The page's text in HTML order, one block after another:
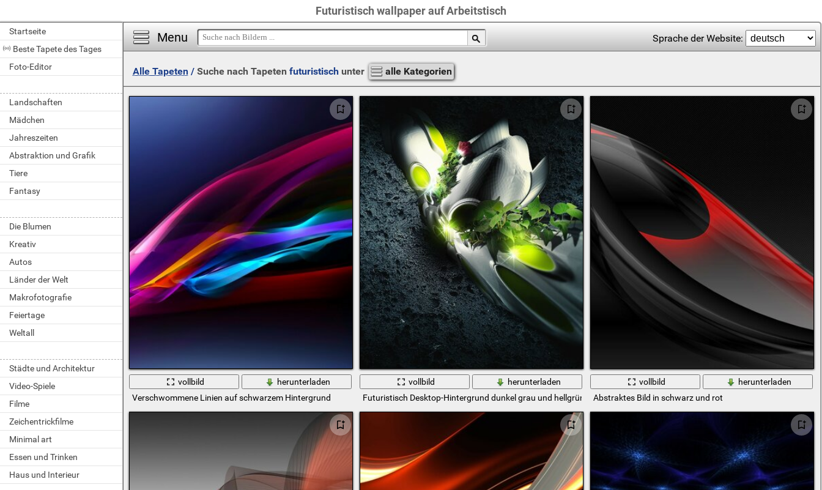
Futuristisch wallpaper auf Arbeitstisch
Startseite
Beste Tapete des Tages
Foto-Editor
Landschaften
Mädchen
Jahreszeiten
Abstraktion und Grafik
Tiere
Fantasy
Die Blumen
Kreativ
Autos
Länder der Welt
Makrofotografie
Feiertage
Weltall
Städte und Architektur
Video-Spiele
Filme
Zeichentrickfilme
Minimal art
Essen und Trinken
Haus und Interieur
Menu Sprache der Website:
Alle Tapeten/ Suche nach Tapeten futuristischunter alle Kategorien
vollbild
herunterladen
Verschwommene Linien auf schwarzem Hintergrund
vollbild
herunterladen
Futuristisch Desktop-Hintergrund dunkel grau und hellgrün
vollbild
herunterladen
Abstraktes Bild in schwarz und rot